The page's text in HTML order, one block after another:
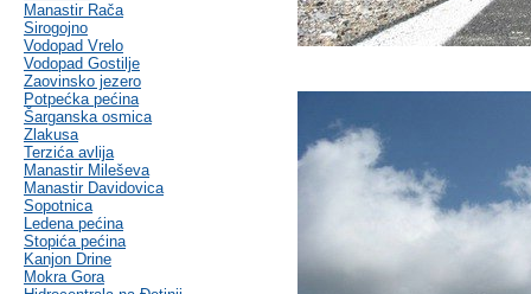
Manastir Rača
Sirogojno
Vodopad Vrelo
Vodopad Gostilje
Zaovinsko jezero
Potpećka pećina
Šarganska osmica
Zlakusa
Terzića avlija
Manastir Mileševa
Manastir Davidovica
Sopotnica
Ledena pećina
Stopića pećina
Kanjon Drine
Mokra Gora